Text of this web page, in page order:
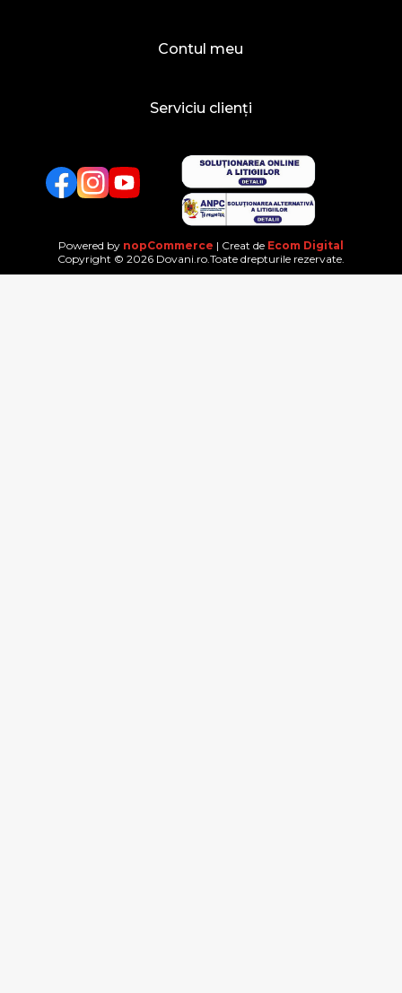
Contul meu
Serviciu clienți
FacebookTwitterYouTube
Powered by nopCommerce | Creat de Ecom Digital
Copyright © 2026 Dovani.ro.Toate drepturile rezervate.